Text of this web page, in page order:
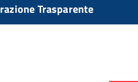
Trasparente